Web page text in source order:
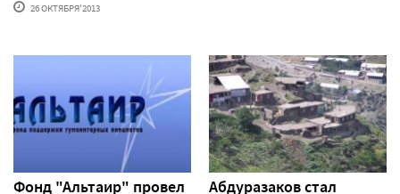
26 ОКТЯБРЯ'2013
Фонд "Альтаир" провел
Абдуразаков стал